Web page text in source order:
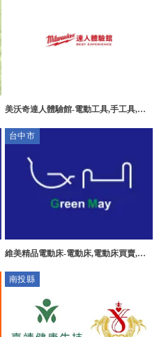
美沃奇達人體驗館-電動工具,手工具,高
具,大寮區手工具
台中市
維美精品電動床-電動床,電動床買賣,台
動床買賣,烏日區電動床廠商
南投縣